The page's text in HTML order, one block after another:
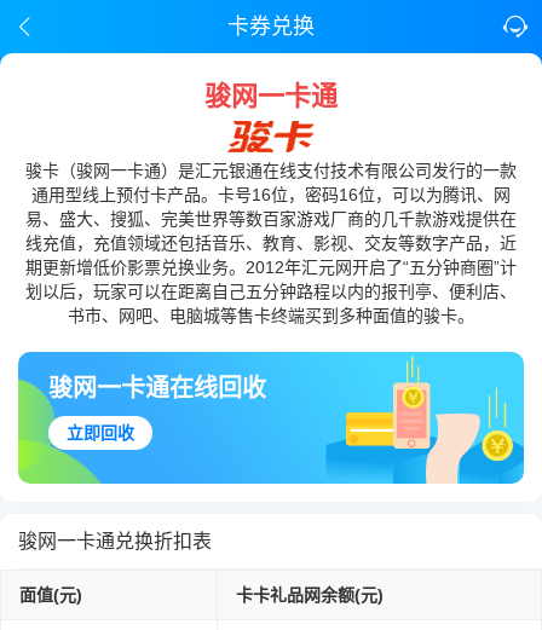
卡券兑换
骏网一卡通
骏卡（骏网一卡通）是汇元银通在线支付技术有限公司发行的一款
通用型线上预付卡产品。卡号16位，密码16位，可以为腾讯、网
易、盛大、搜狐、完美世界等数百家游戏厂商的几千款游戏提供在
线充值，充值领域还包括音乐、教育、影视、交友等数字产品，近
期更新增低价影票兑换业务。2012年汇元网开启了“五分钟商圈”计
划以后，玩家可以在距离自己五分钟路程以内的报刊亭、便利店、
书市、网吧、电脑城等售卡终端买到多种面值的骏卡。
骏网一卡通在线回收
立即回收
骏网一卡通兑换折扣表
面值(元) 卡卡礼品网余额(元)